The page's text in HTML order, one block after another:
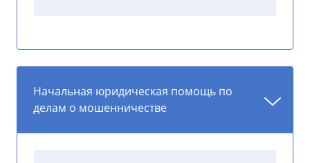
Начальная юридическая помощь по
делам о мошенничестве